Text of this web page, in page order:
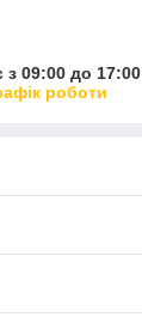
з 09:00 до 17:00
роботи